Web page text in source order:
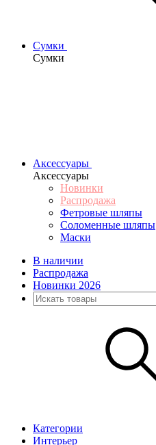
Сумки
Сумки
Аксессуары
Аксессуары
Новинки
Распродажа
Фетровые шляпы
Соломенные шляпы
Маски
В наличии
Распродажа
Новинки 2026
Категории
Интерьер